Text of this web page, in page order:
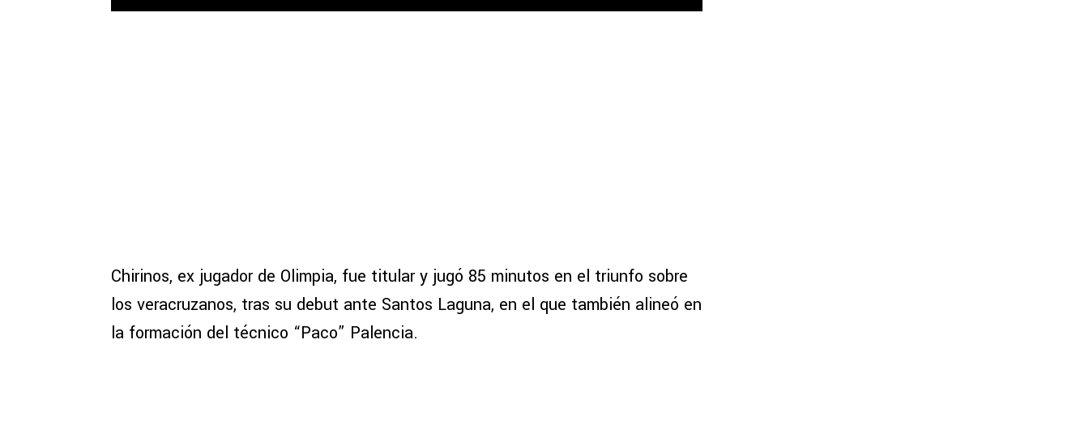
Chirinos, ex jugador de Olimpia, fue titular y jugó 85 minutos en el triunfo sobre
los veracruzanos, tras su debut ante Santos Laguna, en el que también alineó en
la formación del técnico “Paco” Palencia.